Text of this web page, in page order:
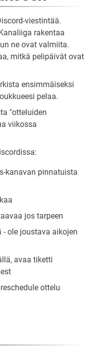
viestintää.
rakentaa
ne ovat valmiita.
mitkä pelipäivät ovat
ensimmäiseksi
pelaa.
"otteluiden
viikossa
kanavan pinnatuista
jos tarpeen
ole joustava aikojen
avaa tiketti
ottelu